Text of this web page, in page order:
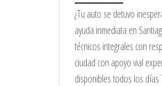
¿Tu auto se detuvo
ayuda inmediata en
técnicos integrales con
ciudad con apoyo vial
disponibles todos los días